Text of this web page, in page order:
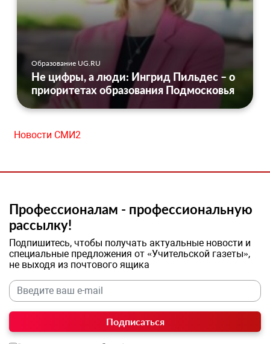
Образование UG.RU
Не цифры, а люди: Ингрид Пильдес – о
приоритетах образования Подмосковья
Новости СМИ2
Профессионалам - профессиональную
рассылку!
Подпишитесь, чтобы получать актуальные новости и
специальные предложения от «Учительской газеты»,
не выходя из почтового ящика
Подписаться